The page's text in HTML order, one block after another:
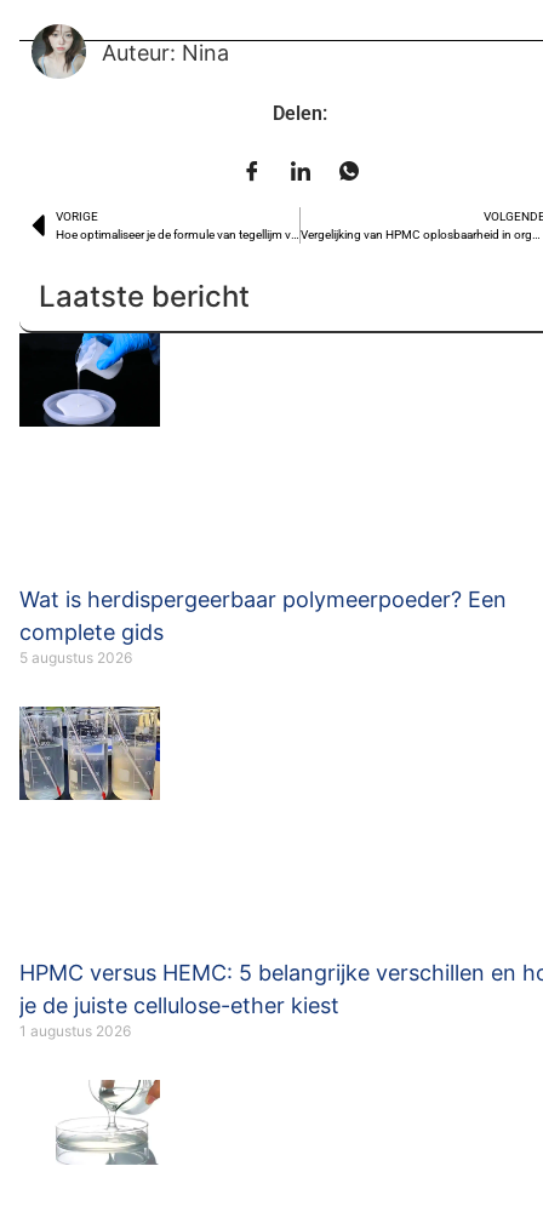
Auteur: Nina
Delen:
VORIGE
Laatste bericht
Wat is herdispergeerbaar polymeerpoeder? Een
complete gids
5 augustus 2026
HPMC versus HEMC: 5 belangrijke verschillen en
je de juiste cellulose-ether kiest
1 augustus 2026